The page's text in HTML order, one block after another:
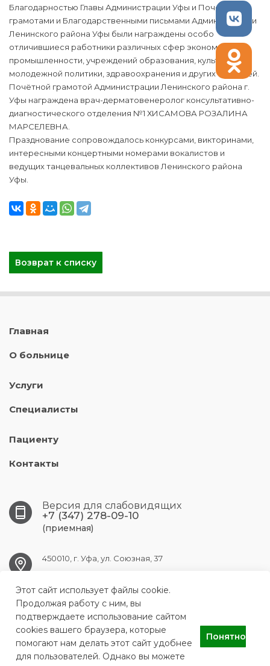
Благодарностью Главы Администрации Уфы и Почетными
грамотами и Благодарственными письмами Администрации
Ленинского района Уфы были награждены особо
отличившиеся работники различных сфер экономики,
промышленности, учреждений образования, культуры,
молодежной политики, здравоохранения и других отраслей.
Почётной грамотой Администрации Ленинского района г.
Уфы награждена врач-дерматовенеролог консультативно-
диагностического отделения №1 ХИСАМОВА РОЗАЛИНА
МАРСЕЛЕВНА.
Празднование сопровождалось конкурсами, викторинами,
интересными концертными номерами вокалистов и
ведущих танцевальных коллективов Ленинского района
Уфы.
Возврат к списку
Главная
О больнице
Услуги
Специалисты
Пациенту
Контакты
Версия для слабовидящих
+7 (347) 278-09-10
(приемная)
450010, г. Уфа, ул. Союзная, 37
UFA.RKVD1@doctorrb.ru
ГБУЗ Республиканский кожно-венерологический диспансер
Этот сайт использует файлы cookie.
Продолжая работу с ним, вы
подтверждаете использование сайтом
cookies вашего браузера, которые
помогают нам делать этот сайт удобнее
для пользователей. Однако вы можете
Понятно